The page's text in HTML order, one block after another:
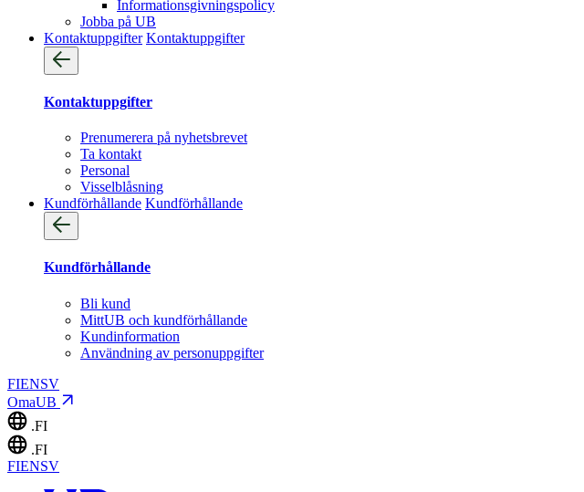
Informationsgivningspolicy
Jobba på UB
Kontaktuppgifter Kontaktuppgifter
Kontaktuppgifter
Prenumerera på nyhetsbrevet
Ta kontakt
Personal
Visselblåsning
Kundförhållande Kundförhållande
Kundförhållande
Bli kund
MittUB och kundförhållande
Kundinformation
Användning av personuppgifter
FIENSV
OmaUB
.FI
.FI
FIENSV